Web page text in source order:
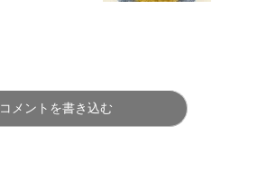
コメントを書き込む